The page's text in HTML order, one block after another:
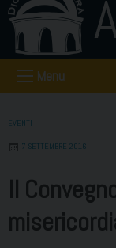
Menu
EVENTI
7 SETTEMBRE 2016
Il